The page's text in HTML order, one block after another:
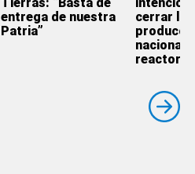
entrega de nuestra
Patria”
cerrar la
nacional